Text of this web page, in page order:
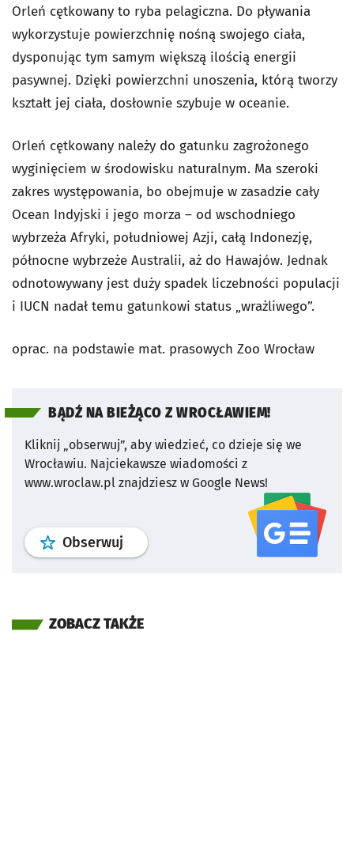
Orleń cętkowany to ryba pelagiczna. Do pływania
wykorzystuje powierzchnię nośną swojego ciała,
dysponując tym samym większą ilością energii
pasywnej. Dzięki powierzchni unoszenia, którą tworzy
kształt jej ciała, dosłownie szybuje w oceanie.
Orleń cętkowany należy do gatunku zagrożonego
wyginięciem w środowisku naturalnym. Ma szeroki
zakres występowania, bo obejmuje w zasadzie cały
Ocean Indyjski i jego morza – od wschodniego
wybrzeża Afryki, południowej Azji, całą Indonezję,
północne wybrzeże Australii, aż do Hawajów. Jednak
odnotowywany jest duży spadek liczebności populacji
i IUCN nadał temu gatunkowi status „wrażliwego”.
oprac. na podstawie mat. prasowych Zoo Wrocław
BĄDŹ NA BIEŻĄCO Z WROCŁAWIEM!
Kliknij „obserwuj”, aby wiedzieć, co dzieje się we
Wrocławiu. Najciekawsze wiadomości z
www.wroclaw.pl znajdziesz w Google News!
Obserwuj profil serwisu
ZOBACZ TAKŻE